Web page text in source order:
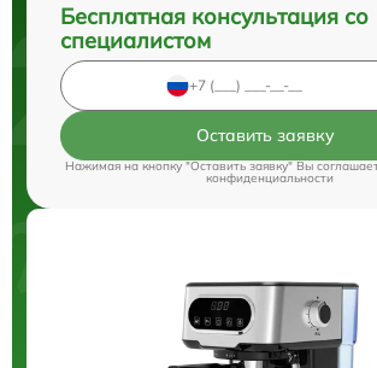
Бесплатная консультация со
специалистом
Оставить заявку
Нажимая на кнопку "Оставить заявку" Вы
конфиденциальности